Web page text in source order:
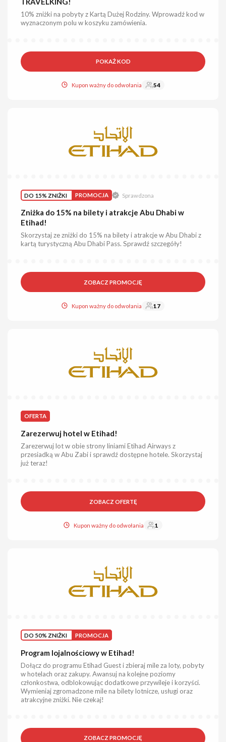
10% zniżki na pobyty z Kartą Dużej Rodziny. Wprowadź kod w
wyznaczonym polu w koszyku zamówienia.
POKAŻ KOD
Kupon ważny do odwołania 54
DO 15% ZNIŻKI PROMOCJA Sprawdzona
Zniżka do 15% na bilety i atrakcje Abu Dhabi w
Etihad!
Skorzystaj ze zniżki do 15% na bilety i atrakcje w Abu Dhabi z
kartą turystyczną Abu Dhabi Pass. Sprawdź szczegóły!
ZOBACZ PROMOCJĘ
Kupon ważny do odwołania 17
OFERTA
Zarezerwuj hotel w Etihad!
Zarezerwuj lot w obie strony liniami Etihad Airways z
przesiadką w Abu Zabi i sprawdź dostępne hotele. Skorzystaj
już teraz!
ZOBACZ OFERTĘ
Kupon ważny do odwołania 1
DO 50% ZNIŻKI PROMOCJA
Program lojalnościowy w Etihad!
Dołącz do programu Etihad Guest i zbieraj mile za loty, pobyty
w hotelach oraz zakupy. Awansuj na kolejne poziomy
członkostwa, odblokowując dodatkowe przywileje i korzyści.
Wymieniaj zgromadzone mile na bilety lotnicze, usługi oraz
atrakcyjne zniżki. Nie czekaj!
ZOBACZ PROMOCJĘ